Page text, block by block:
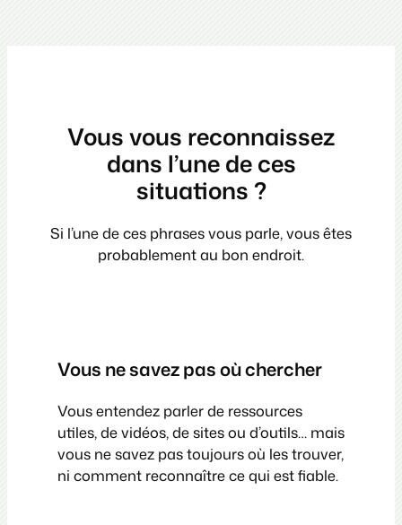
Vous vous reconnaissez
dans l’une de ces
situations ?
Si l’une de ces phrases vous parle, vous êtes
probablement au bon endroit.
Vous ne savez pas où chercher
Vous entendez parler de ressources
utiles, de vidéos, de sites ou d’outils… mais
vous ne savez pas toujours où les trouver,
ni comment reconnaître ce qui est fiable.